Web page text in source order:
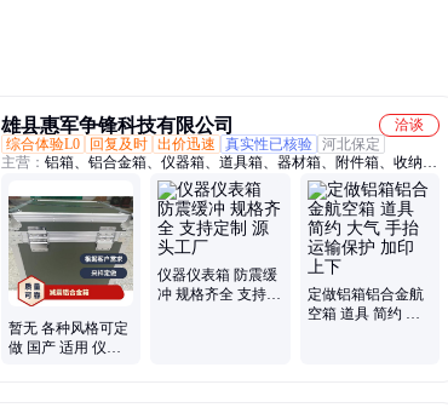
雄县惠军争锋科技有限公司
洽谈
综合体验L0
回复及时 出价迅速 真实性已核验 河北保定
主营： 铝箱、铝合金箱、仪器箱、道具箱、器材箱、附件箱、收纳
箱、航空箱、工具箱、电子仪表箱、实验仪器包装箱、消防器材箱、
指挥作业箱、侦查作业箱、勘测仪器包装箱、仪器仪表箱、乐器包装
箱、舞台道具箱、服装道具箱、运输储备箱、通讯设备箱、五金工具
箱、铝合金航空箱、产品展示箱、物资器材箱
暂无 各种风格可定
做 国产 适用 仪器
仪器仪表箱 防震缓
冲 规格齐全 支持定
定做铝箱铝合金航
空箱 道具 简约 大